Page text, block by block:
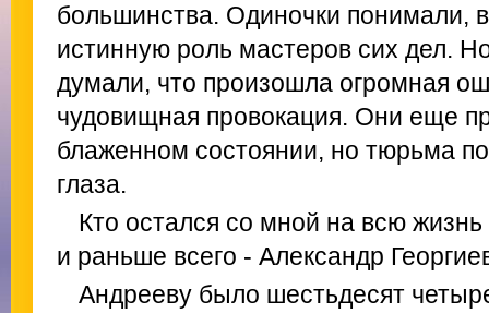
большинства. Одиночки понимали,
истинную роль мастеров сих дел.
думали, что произошла огромная
чудовищная провокация. Они еще
блаженном состоянии, но тюрьма
глаза.
Кто остался со мной на всю
и раньше всего - Александр
Андрееву было шестьдесят